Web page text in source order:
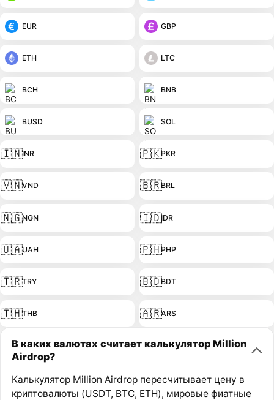
EUR GBP
ETH LTC
BCH BNB
BUSD SOL
🇮🇳INR 🇵🇰PKR
🇻🇳VND 🇧🇷BRL
🇳🇬NGN 🇮🇩IDR
🇺🇦UAH 🇵🇭PHP
🇹🇷TRY 🇧🇩BDT
🇹🇭THB 🇦🇷ARS
В каких валютах считает калькулятор Million
Airdrop?
Калькулятор Million Airdrop пересчитывает цену в
криптовалюты (USDT, BTC, ETH), мировые фиатные